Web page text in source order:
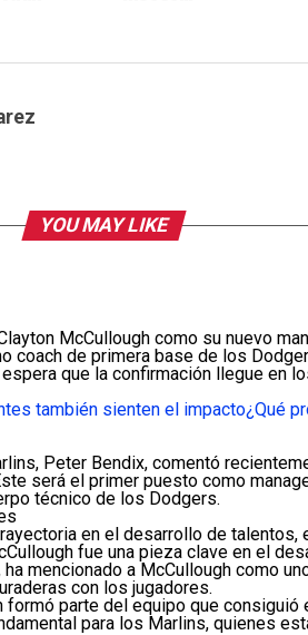
YOU MAY LIKE
McCullough como su nuevo
coach de primera base de los
que la confirmación llegue en
también sienten el impacto¿Qué
Peter Bendix, comentó
será el primer puesto como
técnico de los Dodgers.
en el desarrollo de
fue una pieza clave en el
mencionado a McCullough como
con los jugadores.
parte del equipo que
para los Marlins, quienes